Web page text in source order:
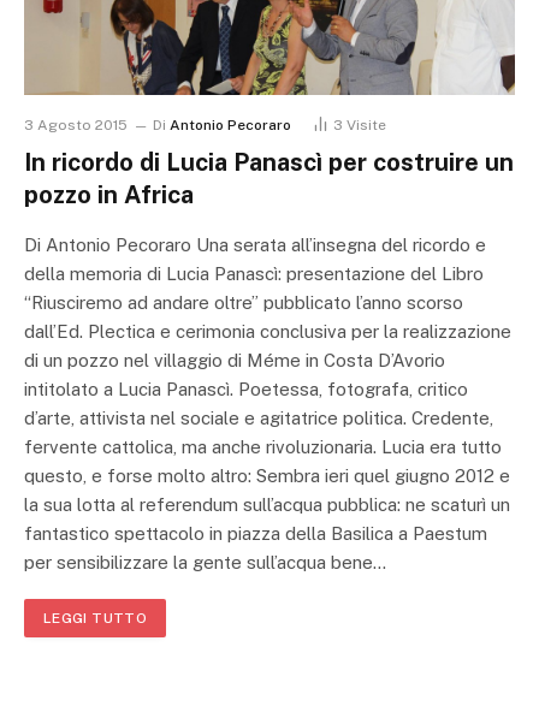
3 Agosto 2015 Di Antonio Pecoraro 3 Visite
In ricordo di Lucia Panascì per costruire un
pozzo in Africa
Di Antonio Pecoraro Una serata all’insegna del ricordo e
della memoria di Lucia Panascì: presentazione del Libro
“Riusciremo ad andare oltre” pubblicato l’anno scorso
dall’Ed. Plectica e cerimonia conclusiva per la realizzazione
di un pozzo nel villaggio di Méme in Costa D’Avorio
intitolato a Lucia Panascì. Poetessa, fotografa, critico
d’arte, attivista nel sociale e agitatrice politica. Credente,
fervente cattolica, ma anche rivoluzionaria. Lucia era tutto
questo, e forse molto altro: Sembra ieri quel giugno 2012 e
la sua lotta al referendum sull’acqua pubblica: ne scaturì un
fantastico spettacolo in piazza della Basilica a Paestum
per sensibilizzare la gente sull’acqua bene…
LEGGI TUTTO